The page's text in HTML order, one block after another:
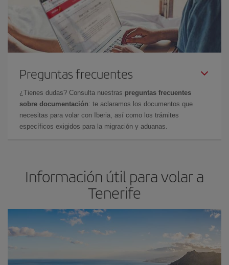
Preguntas frecuentes
¿Tienes dudas? Consulta nuestras preguntas frecuentes
sobre documentación: te aclaramos los documentos que
necesitas para volar con Iberia, así como los trámites
específicos exigidos para la migración y aduanas.
Información útil para volar a
Tenerife